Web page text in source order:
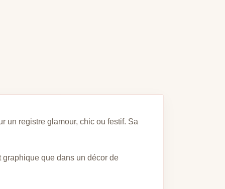
un registre glamour, chic ou festif. Sa
que dans un décor de